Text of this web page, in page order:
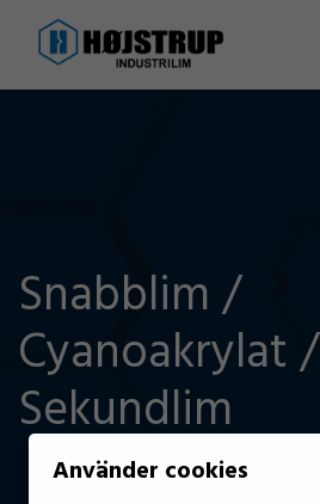
Snabblim /
Cyanoakrylat /
Sekundlim
Använder cookies